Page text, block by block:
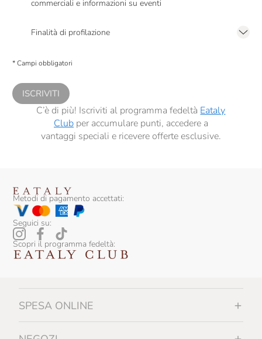
commerciali e informazioni su eventi
Finalità di profilazione
comunicazioni commerciali personalizzate, in caso di consenso prestato ai
* Campi obbligatori
ISCRIVITI
C’è di più! Iscriviti al programma fedeltà Eataly
Clubper accumulare punti, accedere a
vantaggi speciali e ricevere offerte esclusive.
Metodi di pagamento accettati:
Seguici su:
Scopri il programma fedeltà:
SPESA ONLINE